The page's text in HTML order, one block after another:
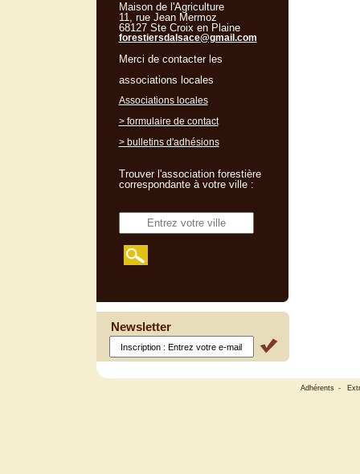
Maison de l'Agriculture
11, rue Jean Mermoz
68127 Ste Croix en Plaine
forestiersdalsace@gmail.com
Merci de contacter les
associations locales
Associations locales
> formulaire de contact
> bulletins d'adhésions
Trouver l'association forestière
correspondante à votre ville :
Newsletter
Adhérents -